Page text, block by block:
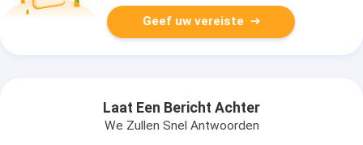
Geef uw vereiste
Laat Een Bericht Achter
We Zullen Snel Antwoorden